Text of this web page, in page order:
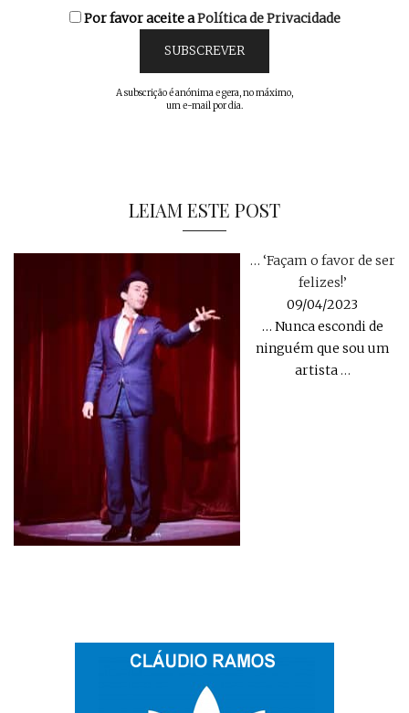
Por favor aceite aPolítica de Privacidade
A subscrição é anónima e gera, no máximo,
um e-mail por dia.
LEIAM ESTE POST
… ‘Façam o favor de ser
felizes!’
09/04/2023
… Nunca escondi de
ninguém que sou um
artista…